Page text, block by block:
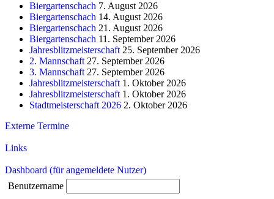
Biergartenschach 7. August 2026
Biergartenschach 14. August 2026
Biergartenschach 21. August 2026
Biergartenschach 11. September 2026
Jahresblitzmeisterschaft 25. September 2026
2. Mannschaft 27. September 2026
3. Mannschaft 27. September 2026
Jahresblitzmeisterschaft 1. Oktober 2026
Jahresblitzmeisterschaft 1. Oktober 2026
Stadtmeisterschaft 2026 2. Oktober 2026
Externe Termine
Links
Dashboard (für angemeldete Nutzer)
Benutzername